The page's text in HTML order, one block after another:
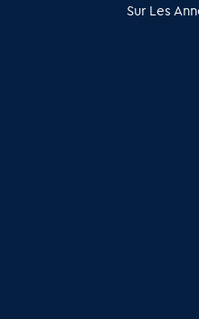
relation qualifiée conçu pour
Sur Les